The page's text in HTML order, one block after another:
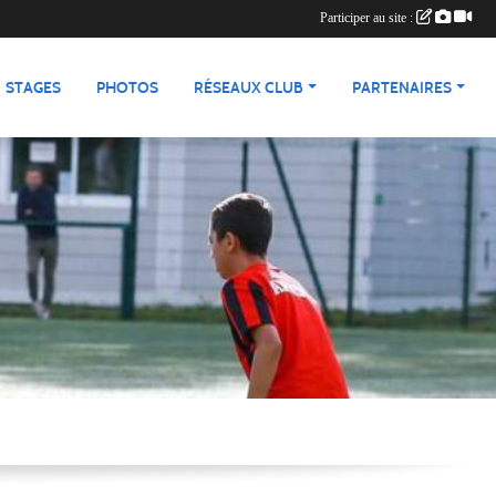
STAGES PHOTOS RÉSEAUX CLUB PARTENAIRES
Participer au site :